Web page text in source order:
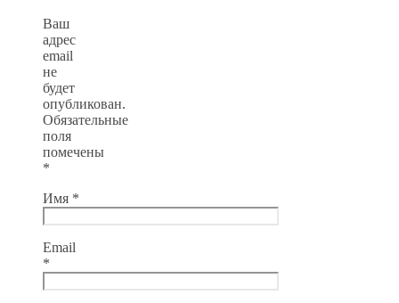
Ваш
адрес
email
не
будет
опубликован.
Обязательные
поля
помечены
*
Имя *
Email
*